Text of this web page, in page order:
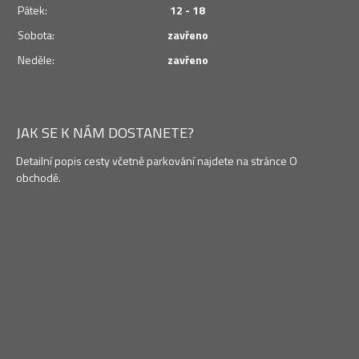
Pátek:
12 - 18
Sobota:
zavřeno
Neděle:
zavřeno
JAK SE K NÁM DOSTANETE?
Detailní popis cesty včetně parkování najdete na stránce O
obchodě.